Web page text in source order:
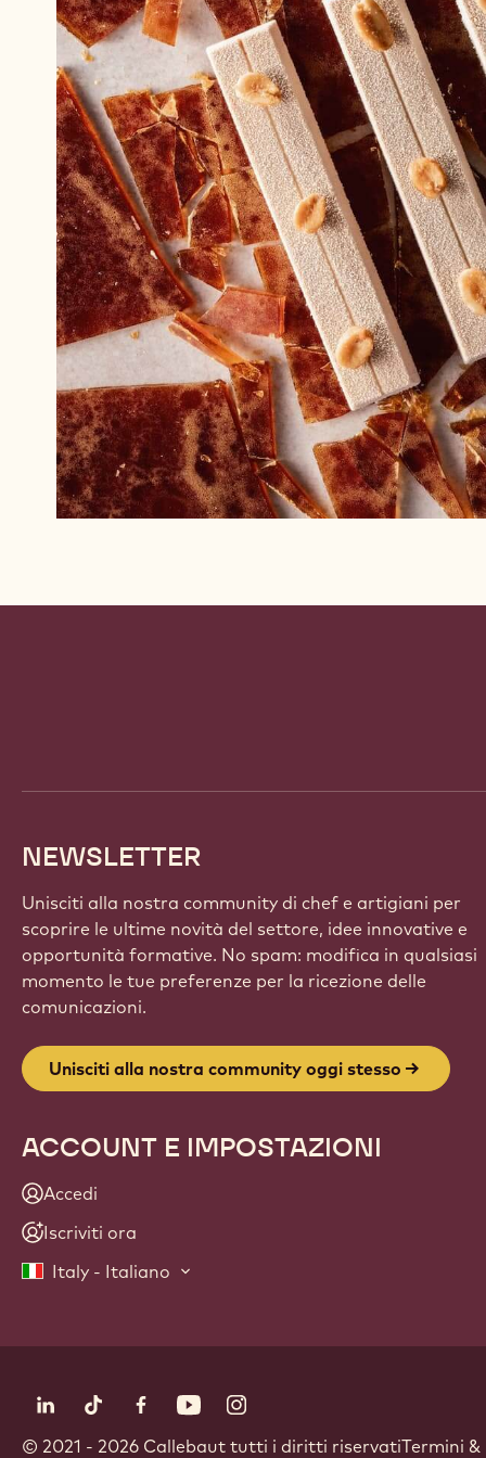
NEWSLETTER
Unisciti alla nostra community di chef e artigiani per
scoprire le ultime novità del settore, idee innovative e
opportunità formative. No spam: modifica in qualsiasi
momento le tue preferenze per la ricezione delle
comunicazioni.
Unisciti alla nostra community oggi stesso
ACCOUNT E IMPOSTAZIONI
Accedi
Iscriviti ora
Italy - Italiano
Seguici
LinkedIn Opens in a new window.
TikTok Opens in a new window.
Facebook Opens in a new window.
YouTubeInstagram
© 2021 - 2026 Callebaut tutti i diritti riservatiFooter
Termini